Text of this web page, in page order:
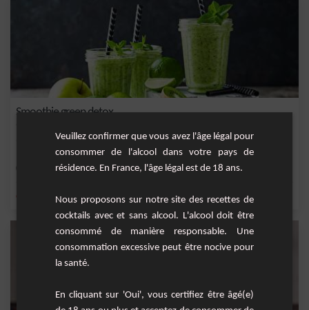
Smoothie green detox
Un smoothie pour une alimentation saine aux vertus détox.&nbsp;
citron ,poivre,eau,pomme
Veuillez confirmer que vous avez l'âge légal pour
consommer de l'alcool dans votre pays de
résidence. En France, l'âge légal est de 18 ans.
Nous proposons sur notre site des recettes de
cocktails avec et sans alcool. L'alcool doit être
consommé de manière responsable. Une
consommation excessive peut être nocive pour
la santé.
En cliquant sur 'Oui', vous certifiez être âgé(e)